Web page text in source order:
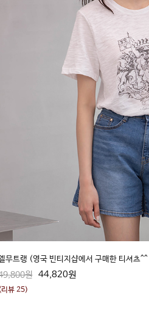
무트랭 (영국 빈티지샵에서 구매한 티셔츠
원 44,820원
뷰 25)